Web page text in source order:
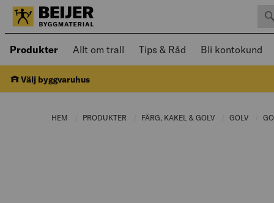
Produkter Öppnad meny kan navigeras med
Allt om trall Tips & Råd Bli kontokund
Välj byggvaruhus
HEM PRODUKTER CURRENT PAGE:
FÄRG, KAKEL & GOLV CURRENT PAGE:
GOLV